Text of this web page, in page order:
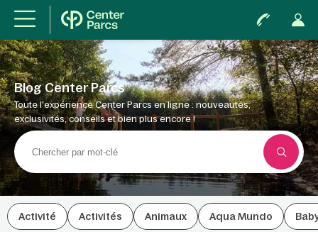
Blog Center Parcs
Toute l'expérience Center Parcs en ligne : nouveautés,
exclusivités, conseils et bien plus encore !
Activité Activités Animaux Aqua Mundo